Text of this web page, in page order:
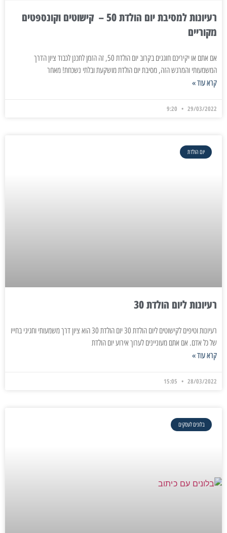
רעיונות למסיבת יום הולדת 50 – קישוטים וקונספטים
מקוריים
אם אתם או יקיריכם חוגגים בקרוב יום הולדת 50, זה הזמן לתכנן לכבוד ציון הדרך
המשמעותי והמרגש הזה, מסיבת יום הולדת מושקעת ובלתי נשכחת! מאחר
קרא עוד »
29/03/2022
יום הולדת
רעיונות ליום הולדת 30
רעיונות וטיפים לקישוטים ליום הולדת 30 יום הולדת 30 הוא ציון דרך משמעותי וחגיגי בחייו
של כל אדם. אם אתם מעוניינים לערוך אירוע יום הולדת
קרא עוד »
28/03/2022
בלונים לעסקים